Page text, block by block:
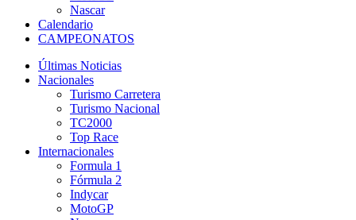
Nascar
Calendario
CAMPEONATOS
Últimas Noticias
Nacionales
Turismo Carretera
Turismo Nacional
TC2000
Top Race
Internacionales
Formula 1
Fórmula 2
Indycar
MotoGP